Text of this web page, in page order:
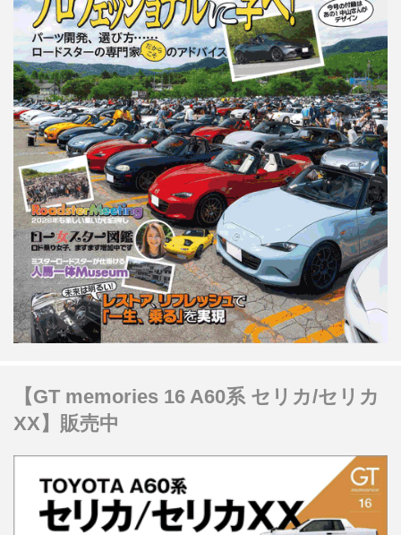
【GT memories 16 A60系 セリカ/セリカ
XX】販売中